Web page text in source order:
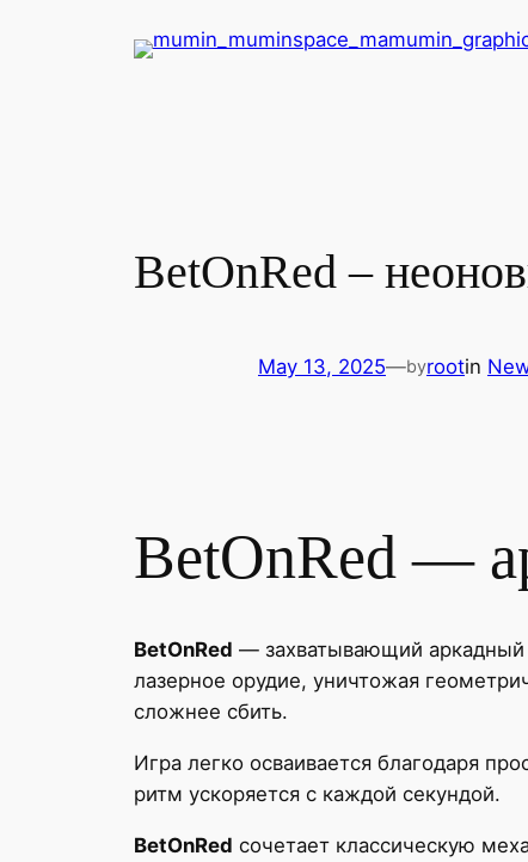
BetOnRed –
May 13, 2025—byrootin
BetOnRed —
BetOnRed — захватывающий аркадный
лазерное орудие, уничтожая
сложнее сбить.
Игра легко осваивается благодаря
ритм ускоряется с каждой секундой.
BetOnRed сочетает классическую